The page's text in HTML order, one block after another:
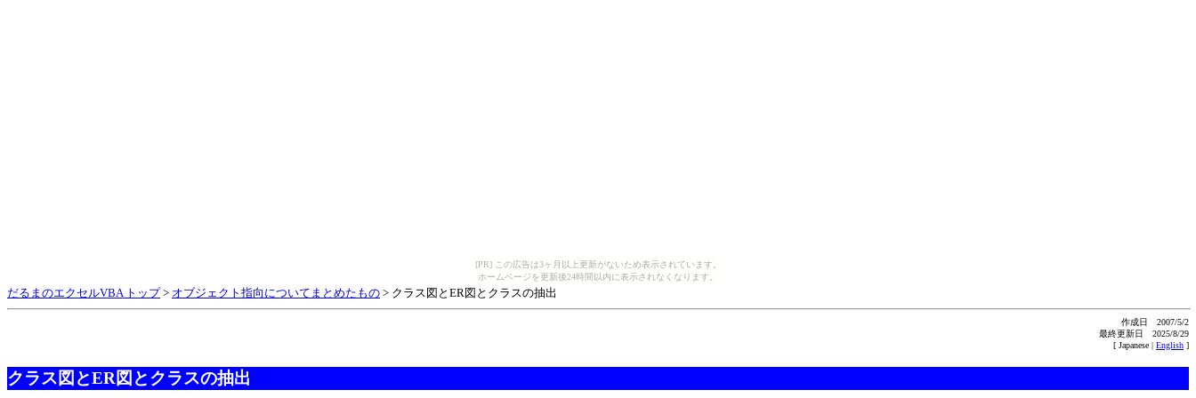
[PR] この広告は3ヶ月以上更新がないため表示されています。
ホームページを更新後24時間以内に表示されなくなります。
だるまのエクセルVBA トップ > オブジェクト指向についてまとめたもの > クラス図とER図とクラスの抽出
作成日 2007/5/2
最終更新日 2025/8/29
[ Japanese | English ]
クラス図とER図とクラスの抽出